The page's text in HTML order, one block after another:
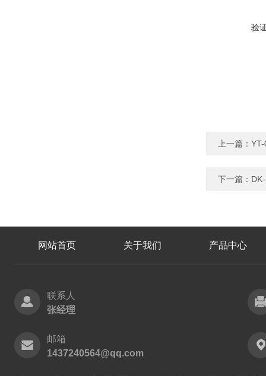
验
上一篇：
下一篇：
网站首页 关于我们 产品中心
联系人
张经理
邮箱
1437240564@qq.com